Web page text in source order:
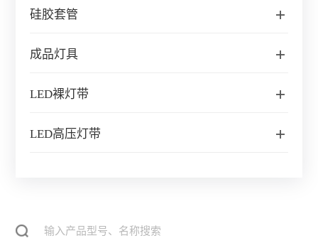
硅胶套管
成品灯具
LED裸灯带
LED高压灯带